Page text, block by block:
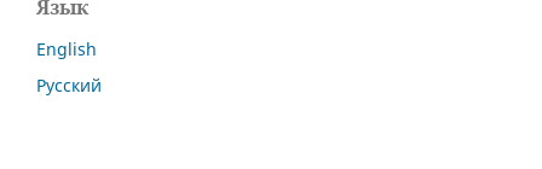
Язык
English
Русский